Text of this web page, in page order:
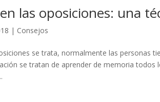
las oposiciones: una
| Consejos
se trata, normalmente las personas
se tratan de aprender de memoria todos